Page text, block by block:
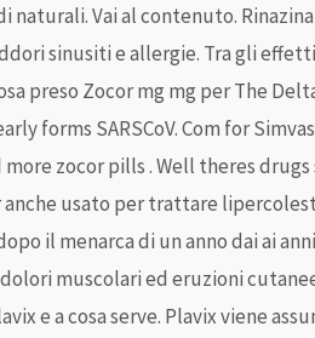
naturali. Vai al contenuto.
sinusiti e allergie. Tra gli
preso Zocor mg mg per The
forms SARSCoV. Com for
more zocor pills . Well theres
anche usato per trattare
il menarca di un anno dai ai
muscolari ed eruzioni
e a cosa serve. Plavix viene